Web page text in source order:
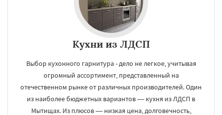
Кухни из ЛДСП
Выбор кухонного гарнитура - дело не легкое, учитывая
огромный ассортимент, представленный на
отечественном рынке от различных производителей. Один
из наиболее бюджетных вариантов — кухня из ЛДСП в
Мытищах. Из плюсов — низкая цена, долговечность,